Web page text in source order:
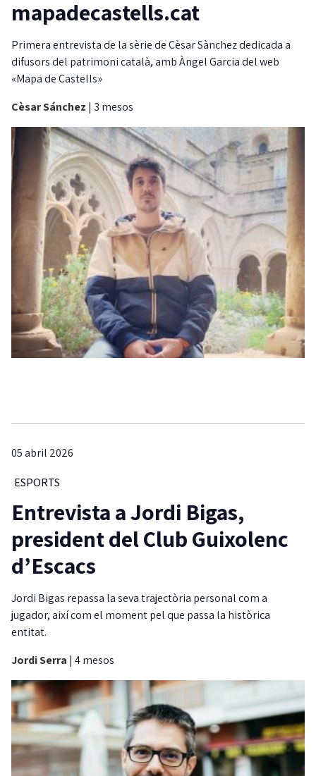
mapadecastells.cat
Primera entrevista de la sèrie de Cèsar Sànchez dedicada a
difusors del patrimoni català, amb Àngel Garcia del web
«Mapa de Castells»
Cèsar Sánchez | 3 mesos
05 abril 2026
ESPORTS
Entrevista a Jordi Bigas,
president del Club Guixolenc
d’Escacs
Jordi Bigas repassa la seva trajectòria personal com a
jugador, així com el moment pel que passa la històrica
entitat.
Jordi Serra | 4 mesos